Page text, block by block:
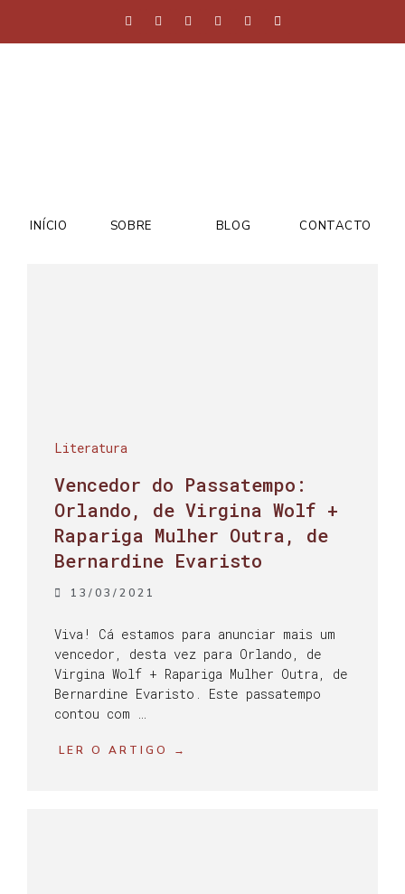
INÍCIO SOBRE BLOG CONTACTO
Literatura
Vencedor do Passatempo:
Orlando, de Virgina Wolf +
Rapariga Mulher Outra, de
Bernardine Evaristo
13/03/2021
Viva! Cá estamos para anunciar mais um
vencedor, desta vez para Orlando, de
Virgina Wolf + Rapariga Mulher Outra, de
Bernardine Evaristo. Este passatempo
contou com …
LER O ARTIGO →